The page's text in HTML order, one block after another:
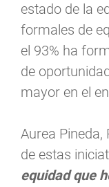
estado de la
formales de
el 93% ha
de
mayor en el
Aurea
de estas
equidad que